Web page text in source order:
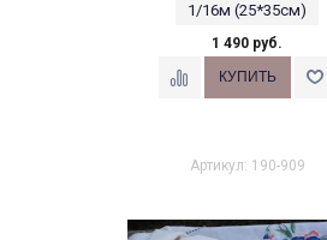
1/16м (25*35см)
1 490 руб.
Артикул: 190-909